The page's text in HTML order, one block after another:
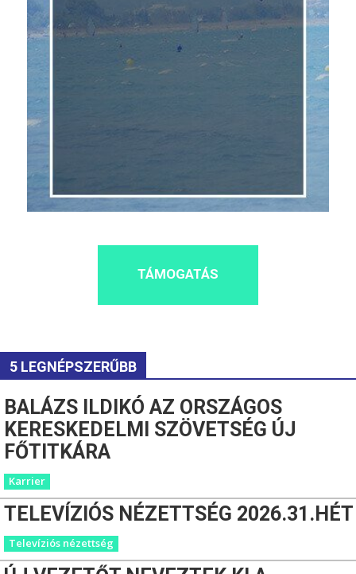
TÁMOGATÁS
5 LEGNÉPSZERŰBB
BALÁZS ILDIKÓ AZ ORSZÁGOS
KERESKEDELMI SZÖVETSÉG ÚJ
FŐTITKÁRA
Karrier
TELEVÍZIÓS NÉZETTSÉG 2026.31.HÉT
Televíziós nézettség